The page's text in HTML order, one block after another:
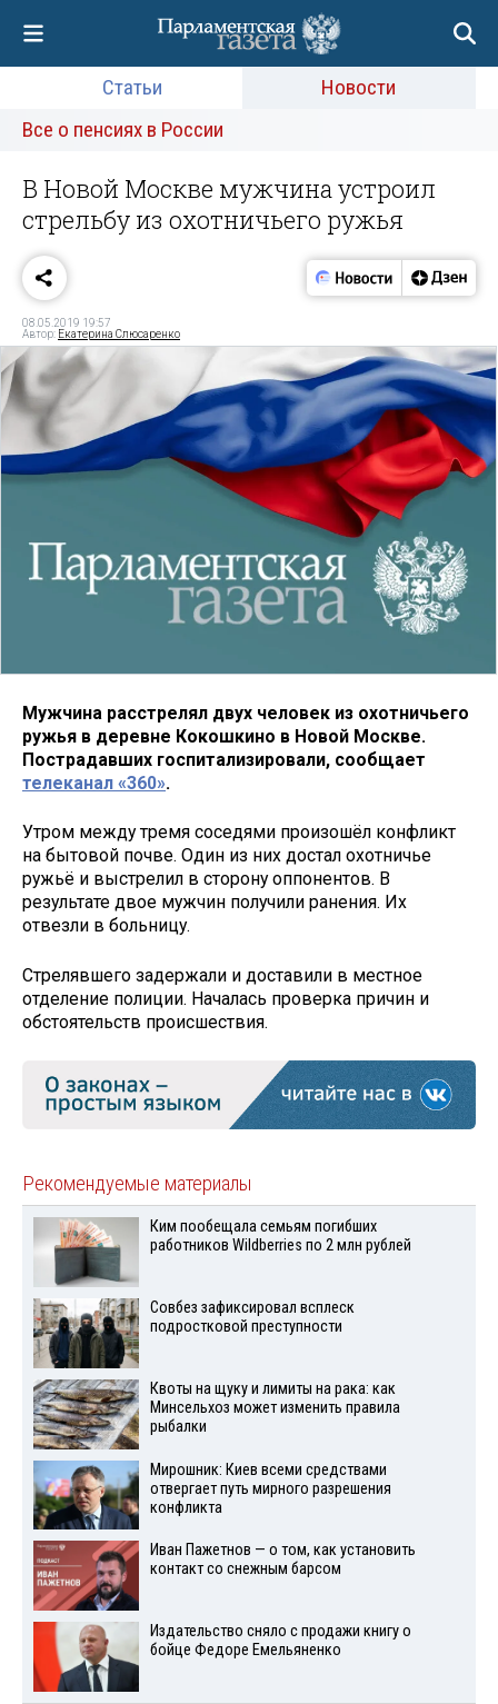
Статьи
Новости
Все о пенсиях в России
В Новой Москве мужчина устроил
стрельбу из охотничьего ружья
08.05.2019 19:57
Автор: Екатерина Слюсаренко
Мужчина расстрелял двух человек из охотничьего
ружья в деревне Кокошкино в Новой Москве.
Пострадавших госпитализировали, сообщает
телеканал «360».
Утром между тремя соседями произошёл конфликт
на бытовой почве. Один из них достал охотничье
ружьё и выстрелил в сторону оппонентов. В
результате двое мужчин получили ранения. Их
отвезли в больницу.
Стрелявшего задержали и доставили в местное
отделение полиции. Началась проверка причин и
обстоятельств происшествия.
Рекомендуемые материалы
Ким пообещала семьям погибших
работников Wildberries по 2 млн рублей
Совбез зафиксировал всплеск
подростковой преступности
Квоты на щуку и лимиты на рака: как
Минсельхоз может изменить правила
рыбалки
Мирошник: Киев всеми средствами
отвергает путь мирного разрешения
конфликта
Иван Пажетнов — о том, как установить
контакт со снежным барсом
Издательство сняло с продажи книгу о
бойце Федоре Емельяненко